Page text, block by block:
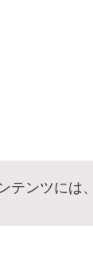
テンツには